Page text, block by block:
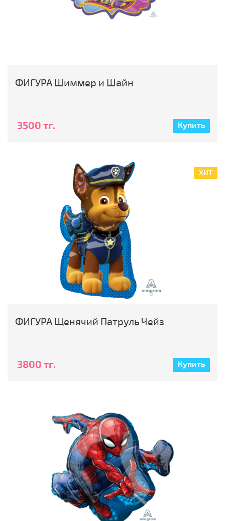
ФИГУРА Шиммер и Шайн
3500 тг. Купить
ФИГУРА Щенячий Патруль Чейз
3800 тг. Купить
ХИТ